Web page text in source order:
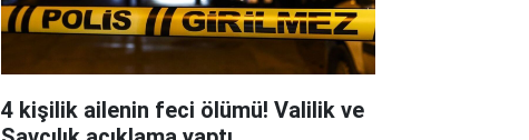
4 kişilik ailenin feci ölümü! Valilik ve